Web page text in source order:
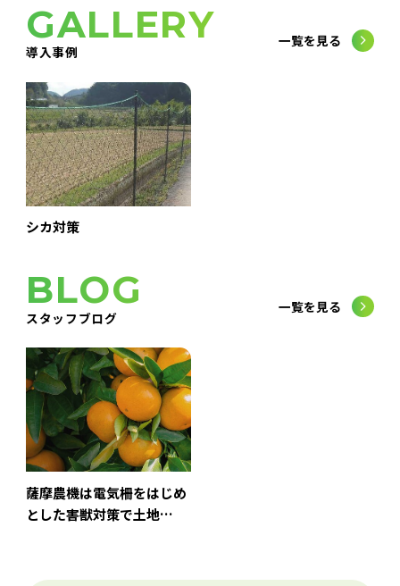
GALLERY
導入事例
一覧を見る
シカ対策
BLOG
スタッフブログ
一覧を見る
薩摩農機は電気柵をはじめ
とした害獣対策で土地…